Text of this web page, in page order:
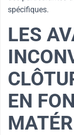
spécifiques.
LES
EN